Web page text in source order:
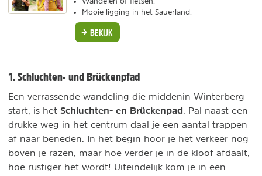
Mooie ligging in het Sauerland.
BEKIJK
1. Schluchten- und Brückenpfad
Een verrassende wandeling die middenin Winterberg
start, is het Schluchten- en Brückenpad . Pal naast een
drukke weg in het centrum daal je een aantal trappen
af naar beneden. In het begin hoor je het verkeer nog
boven je razen, maar hoe verder je in de kloof afdaalt,
hoe rustiger het wordt! Uiteindelijk kom je in een